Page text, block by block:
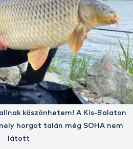
köszönhetem! A Kis-Balaton
horgot talán még SOHA nem
látott